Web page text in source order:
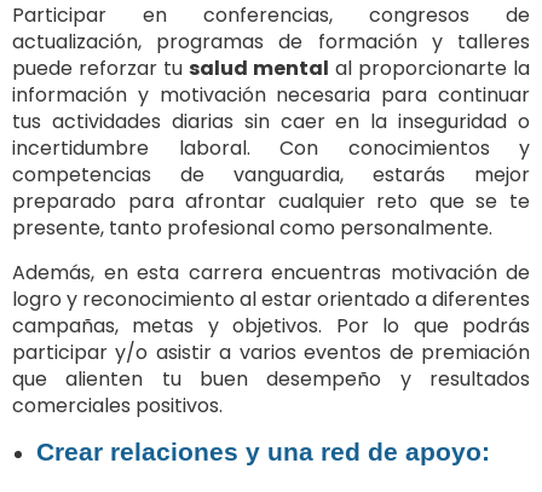
Participar en conferencias, congresos de
actualización, programas de formación y talleres
puede reforzar tu salud mental al proporcionarte la
información y motivación necesaria para continuar
tus actividades diarias sin caer en la inseguridad o
incertidumbre laboral. Con conocimientos y
competencias de vanguardia, estarás mejor
preparado para afrontar cualquier reto que se te
presente, tanto profesional como personalmente.
Además, en esta carrera encuentras motivación de
logro y reconocimiento al estar orientado a diferentes
campañas, metas y objetivos. Por lo que podrás
participar y/o asistir a varios eventos de premiación
que alienten tu buen desempeño y resultados
comerciales positivos.
Crear relaciones y una red de apoyo: